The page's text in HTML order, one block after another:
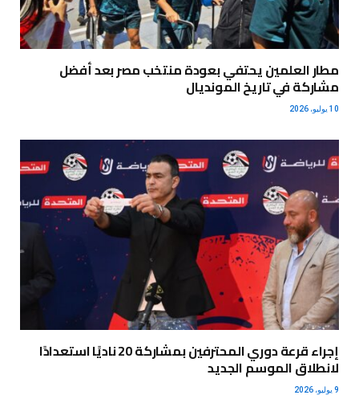
مطار العلمين يحتفي بعودة منتخب مصر بعد أفضل
مشاركة في تاريخ المونديال
10 يوليو، 2026
إجراء قرعة دوري المحترفين بمشاركة 20 ناديًا استعدادًا
لانطلاق الموسم الجديد
9 يوليو، 2026